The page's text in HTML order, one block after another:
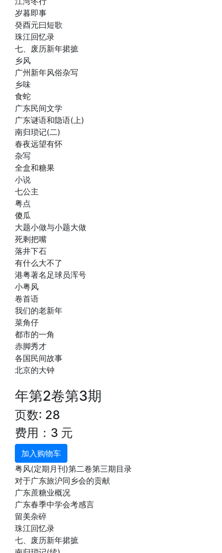
岁暮即事
癸酉元曰短歌
珠江回忆录
七、废历新年捃摭
乡风
广州新年风俗杂写
乡味
食蛇
广东民间文学
广东谜语和隐语(上)
南归琐记(二)
春夜远望有怀
杂写
全盒和糖果
小说
七公主
粤点
傻瓜
大题小做与小题大做
死剩把嘴
落井下石
有什么大不了
港粤著名足球员浑号
小粤风
卷首语
我们的老新年
菜角仔
都市的一角
赤脚秀才
各国民间故事
北京的大钟
年第2卷第3期
页数: 28
费用：3 元
加入购物车
粤风(定期月刊)第二卷第三期目录
对于广东旅沪同乡会的贡献
广东蔗糖业概况
广东春季中学会考感言
留美杂碎
珠江回忆录
七、废历新年捃摭